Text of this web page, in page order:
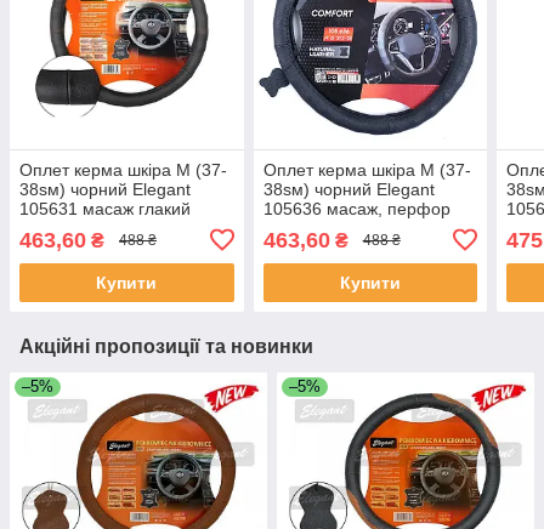
Оплет керма шкіра М (37-
38sм) чорний Elegant
105631 масаж глакий
463,60 ₴ 488 ₴
Купити
Оплет керма шкіра М (37-
38sм) чорний Elegant
105636 масаж, перфор
463,60₴ 488 ₴
Купити
Акційні пропозиції та новинки
–5% –5%